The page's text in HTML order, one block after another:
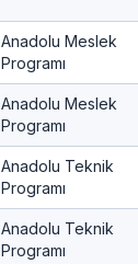
Anadolu Meslek
Programı
Anadolu Meslek
Programı
Anadolu Teknik
Programı
Anadolu Teknik
Programı